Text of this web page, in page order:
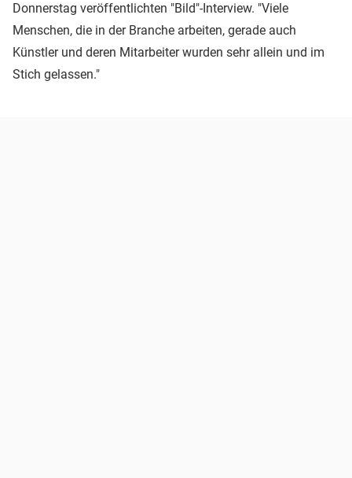
Donnerstag veröffentlichten "Bild"-Interview. "Viele
Menschen, die in der Branche arbeiten, gerade auch
Künstler und deren Mitarbeiter wurden sehr allein und im
Stich gelassen."